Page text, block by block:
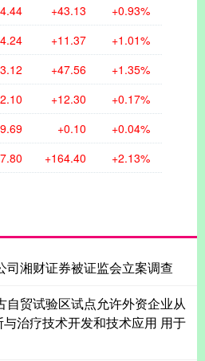
+43.13 +0.93%
+11.37 +1.01%
+47.56 +1.35%
+12.30 +0.17%
+0.10 +0.04%
+164.40 +2.13%
司湘财证券被证监会立案调查
自贸试验区试点允许外资企业从
治疗技术开发和技术应用 用于